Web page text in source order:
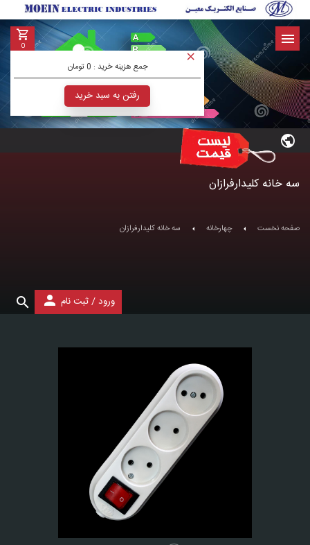
0
جمع هزینه خرید :
رفتن به سبد خرید
ورود/ثبت نام
سه خانه کلیدارفرازان
صفحه نخست چهارخانه سه خانه کلیدارفرازان